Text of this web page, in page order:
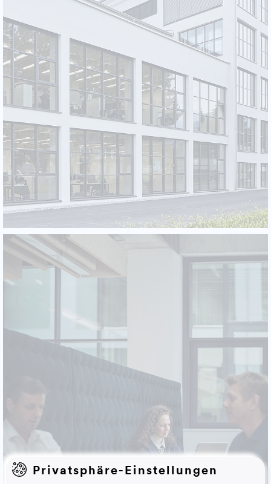
Privatsphäre-Einstellungen